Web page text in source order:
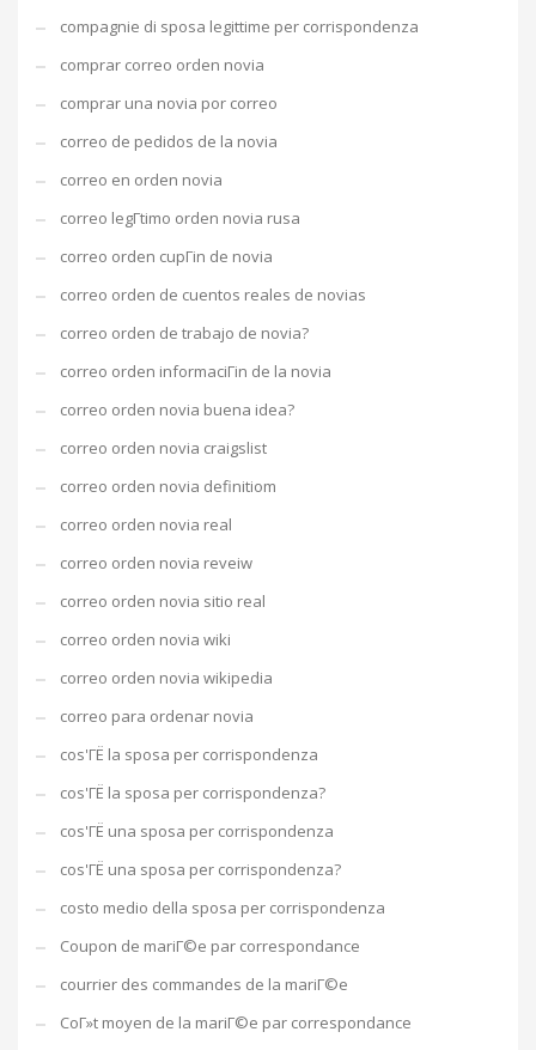
compagnie di sposa legittime per corrispondenza
comprar correo orden novia
comprar una novia por correo
correo de pedidos de la novia
correo en orden novia
correo legГ­timo orden novia rusa
correo orden cupГіn de novia
correo orden de cuentos reales de novias
correo orden de trabajo de novia?
correo orden informaciГіn de la novia
correo orden novia buena idea?
correo orden novia craigslist
correo orden novia definitiom
correo orden novia real
correo orden novia reveiw
correo orden novia sitio real
correo orden novia wiki
correo orden novia wikipedia
correo para ordenar novia
cos'ГЁ la sposa per corrispondenza
cos'ГЁ la sposa per corrispondenza?
cos'ГЁ una sposa per corrispondenza
cos'ГЁ una sposa per corrispondenza?
costo medio della sposa per corrispondenza
Coupon de mariГ©e par correspondance
courrier des commandes de la mariГ©e
CoГ»t moyen de la mariГ©e par correspondance